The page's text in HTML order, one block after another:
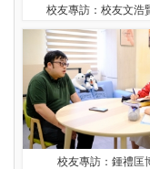
校友專訪：校友文浩
校友專訪：鍾禮匡